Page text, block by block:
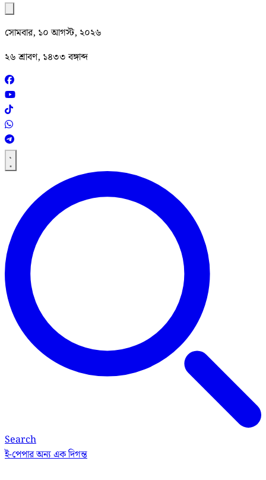
সোমবার, ১০ আগস্ট, ২০২৬
২৬ শ্রাবণ, ১৪৩৩ বঙ্গাব্দ
Search
ই-পেপারঅন্য এক দিগন্ত